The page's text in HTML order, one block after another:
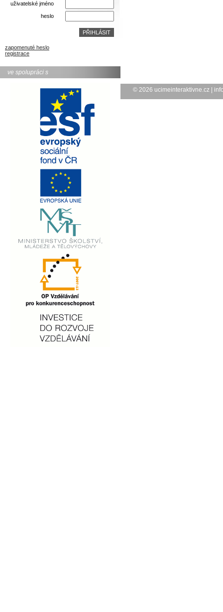
uživatelské jméno
heslo
zapomenuté heslo
registrace
ve spolupráci s
© 2026 ucimeinteraktivne.cz